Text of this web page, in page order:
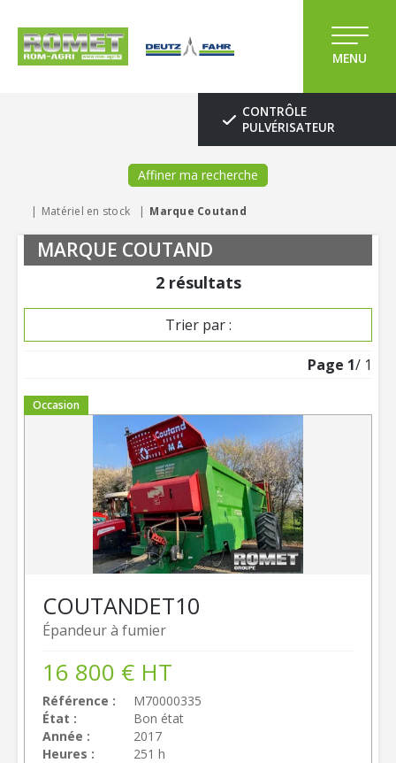
MENU
CONTRÔLE
PULVÉRISATEUR
Affiner ma recherche
Matériel en stock Marque Coutand
MARQUE COUTAND
2 résultats
Trier par :
Page 1/ 1
Occasion
Épandeur à fumier
COUTANDET10
Référence
M70000335
État
Bon état
Année
2017
Heures
251 h
16 800 € HT